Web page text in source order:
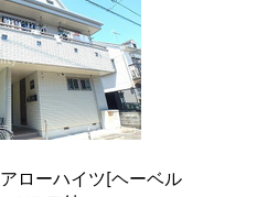
ローハイツ[ヘーベル